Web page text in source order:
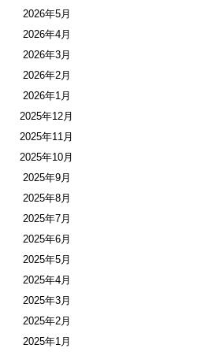
2026年5月
2026年4月
2026年3月
2026年2月
2026年1月
2025年12月
2025年11月
2025年10月
2025年9月
2025年8月
2025年7月
2025年6月
2025年5月
2025年4月
2025年3月
2025年2月
2025年1月